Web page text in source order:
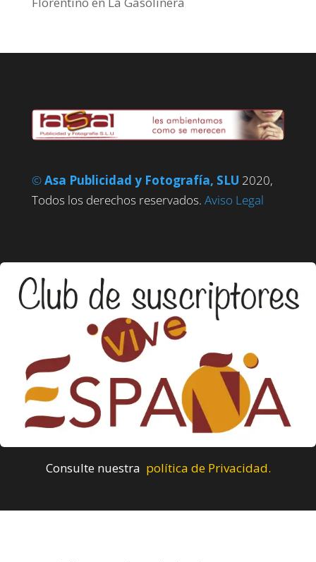
©Asa Publicidad y Fotografía, SLU 2020,
Todos los derechos reservados. Aviso Legal
Consulte nuestra política de Privacidad.